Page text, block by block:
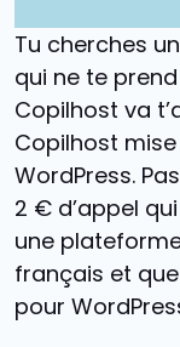
Tu cherches
qui ne te
Copilhost va
Copilhost
WordPress.
2 € d’appel
une
français et
pour